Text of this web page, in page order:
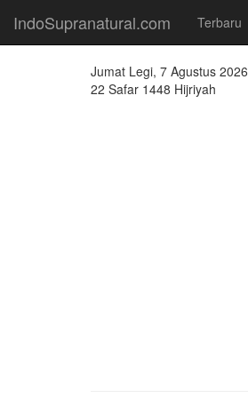
IndoSupranatural.com Terbaru
Jumat Legi, 7 Agustus 2026
22 Safar 1448 Hijriyah